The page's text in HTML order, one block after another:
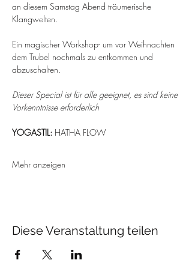
an diesem Samstag Abend träumerische
Klangwelten.
Ein magischer Workshop- um vor Weihnachten
dem Trubel nochmals zu entkommen und
abzuschalten.
Dieser Special ist für alle geeignet, es sind keine
Vorkenntnisse erforderlich
YOGASTIL: HATHA FLOW
Mehr anzeigen
Diese Veranstaltung teilen